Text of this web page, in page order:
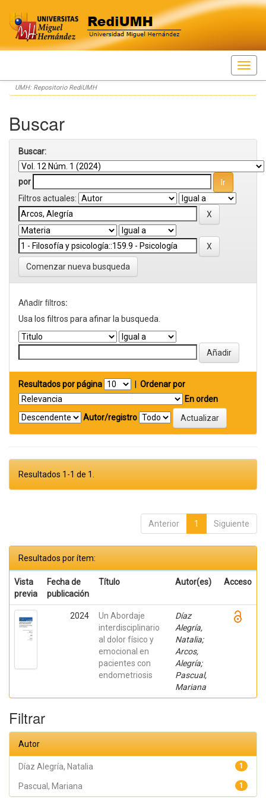
Skip
navigation
UMH: Repositorio RediUMH
Buscar
Buscar:
por
Filtros actuales:
Comenzar nueva busqueda
Añadir filtros:
Usa los filtros para afinar la busqueda.
Resultados por página
Ordenar por
En orden
Autor/registro
Resultados 1-1 de 1.
Anterior 1 Siguiente
Resultados por ítem:
Vista
previa
Fecha de
publicación
Título Autor(es) Acceso
2024
Un Abordaje
interdisciplinario
al dolor físico y
emocional en
pacientes con
endometriosis
Díaz
Alegría,
Natalia;
Arcos,
Alegría;
Pascual,
Mariana
Filtrar
Autor
1
Díaz Alegría, Natalia
1
Pascual, Mariana